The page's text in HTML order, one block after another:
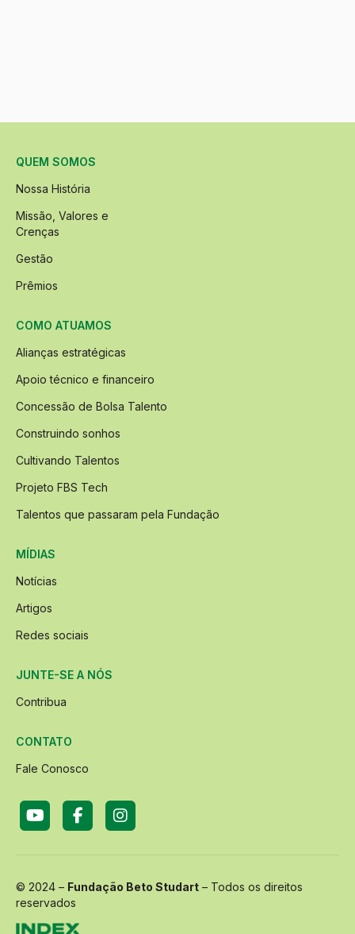
QUEM SOMOS
Nossa História
Missão, Valores e
Crenças
Gestão
Prêmios
COMO ATUAMOS
Alianças estratégicas
Apoio técnico e financeiro
Concessão de Bolsa Talento
Construindo sonhos
Cultivando Talentos
Projeto FBS Tech
Talentos que passaram pela Fundação
MÍDIAS
Notícias
Artigos
Redes sociais
JUNTE-SE A NÓS
Contribua
CONTATO
Fale Conosco
© 2024 – Fundação Beto Studart – Todos os direitos
reservados